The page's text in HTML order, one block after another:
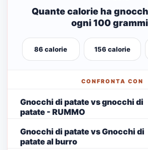
Quante calorie ha
ogni 100
86 calorie 156 calorie
CONFRONTA CON
Gnocchi di patate vs gnocchi di
patate - RUMMO
Gnocchi di patate vs Gnocchi di
patate al burro